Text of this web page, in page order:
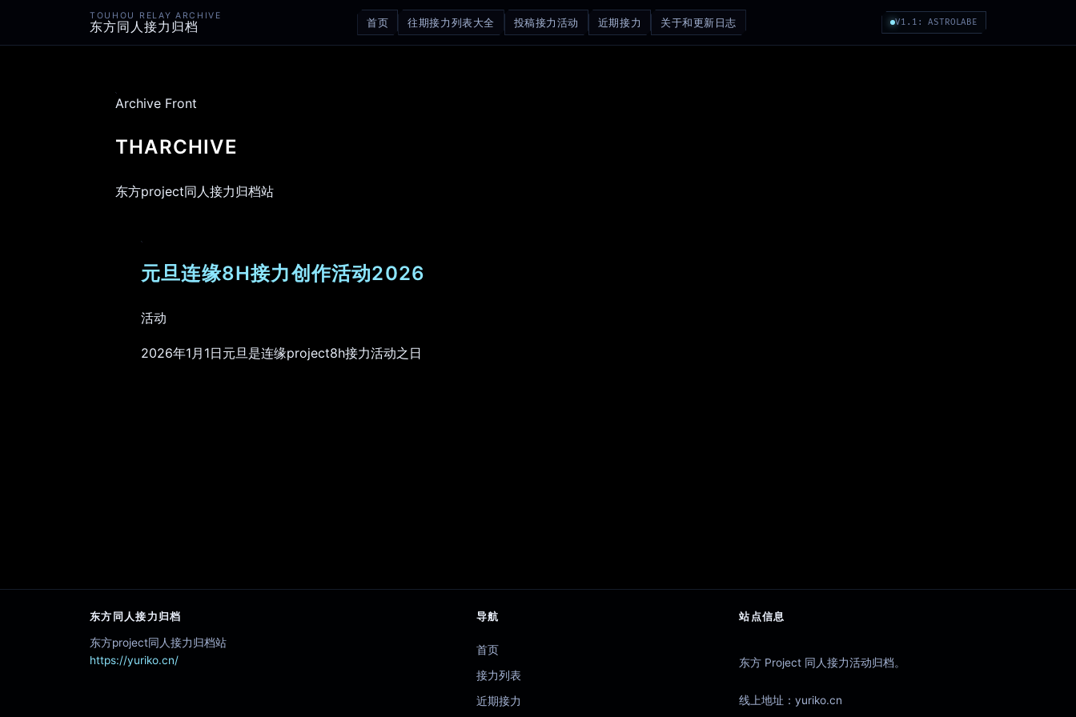
TOUHOU RELAY ARCHIVE
东方同人接力归档 首页 往期接力列表大全 投稿接力活动 近期接力 关于和更新日志 V1.1: ASTROLABE
Archive Front
THARCHIVE
东方project同人接力归档站
元旦连缘8H接力创作活动2026
活动
2026年1月1日元旦是连缘project8h接力活动之日
东方同人接力归档
东方project同人接力归档站
https://yuriko.cn/
导航
首页
接力列表
近期接力
站点信息
东方 Project 同人接力活动归档。
线上地址：yuriko.cn